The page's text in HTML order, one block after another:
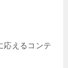
応えるコンテ